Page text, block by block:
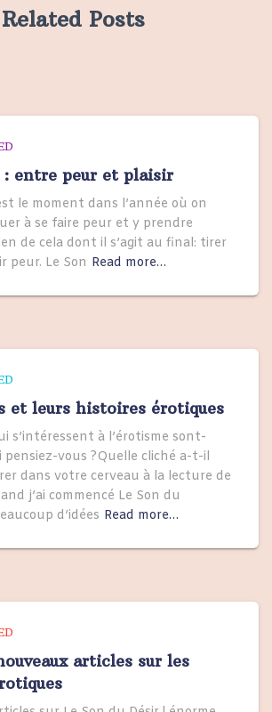
Related Posts
entre peur et plaisir
le moment dans l’année où on
à se faire peur et y prendre
de cela dont il s’agit au final: tirer
peur. Le Son Read more…
et leurs histoires érotiques
s’intéressent à l’érotisme sont-
pensiez-vous ?Quelle cliché a-t-il
dans votre cerveau à la lecture de
j’ai commencé Le Son du
d’idées Read more…
articles sur les